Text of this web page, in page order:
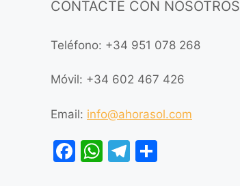
CONTACTE CON NOSOTROS
Teléfono: +34 951 078 268
Móvil: +34 602 467 426
Email: info@ahorasol.com
F
W T